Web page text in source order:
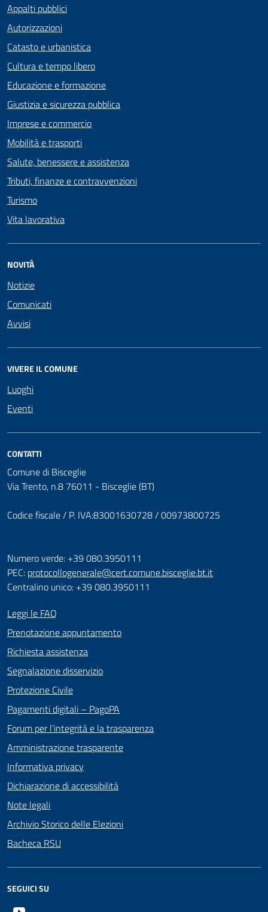
Appalti pubblici
Autorizzazioni
Catasto e urbanistica
Cultura e tempo libero
Educazione e formazione
Giustizia e sicurezza pubblica
Imprese e commercio
Mobilità e trasporti
Salute, benessere e assistenza
Tributi, finanze e contravvenzioni
Turismo
Vita lavorativa
NOVITÀ
Notizie
Comunicati
Avvisi
VIVERE IL COMUNE
Luoghi
Eventi
CONTATTI
Comune di Bisceglie
Via Trento, n.8 76011 - Bisceglie (BT)
Codice fiscale / P. IVA:83001630728 / 00973800725
Numero verde: +39 080.3950111
PEC: protocollogenerale@cert.comune.bisceglie.bt.it
Centralino unico: +39 080.3950111
Leggi le FAQ
Prenotazione appuntamento
Richiesta assistenza
Segnalazione disservizio
Protezione Civile
Pagamenti digitali – PagoPA
Forum per l’integrità e la trasparenza
Amministrazione trasparente
Informativa privacy
Dichiarazione di accessibilità
Note legali
Archivio Storico delle Elezioni
Bacheca RSU
SEGUICI SU